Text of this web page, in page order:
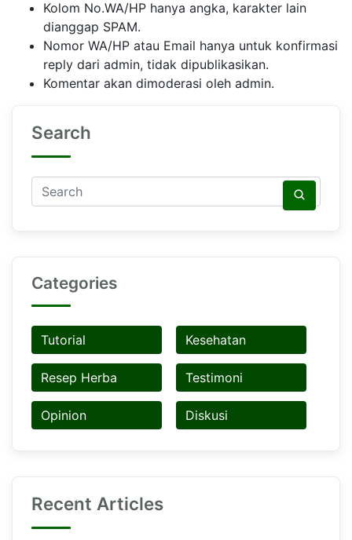
Kolom No.WA/HP hanya angka, karakter lain
dianggap SPAM.
Nomor WA/HP atau Email hanya untuk konfirmasi
reply dari admin, tidak dipublikasikan.
Komentar akan dimoderasi oleh admin.
Search
Categories
Tutorial Kesehatan
Resep Herba Testimoni
Opinion Diskusi
Recent Articles